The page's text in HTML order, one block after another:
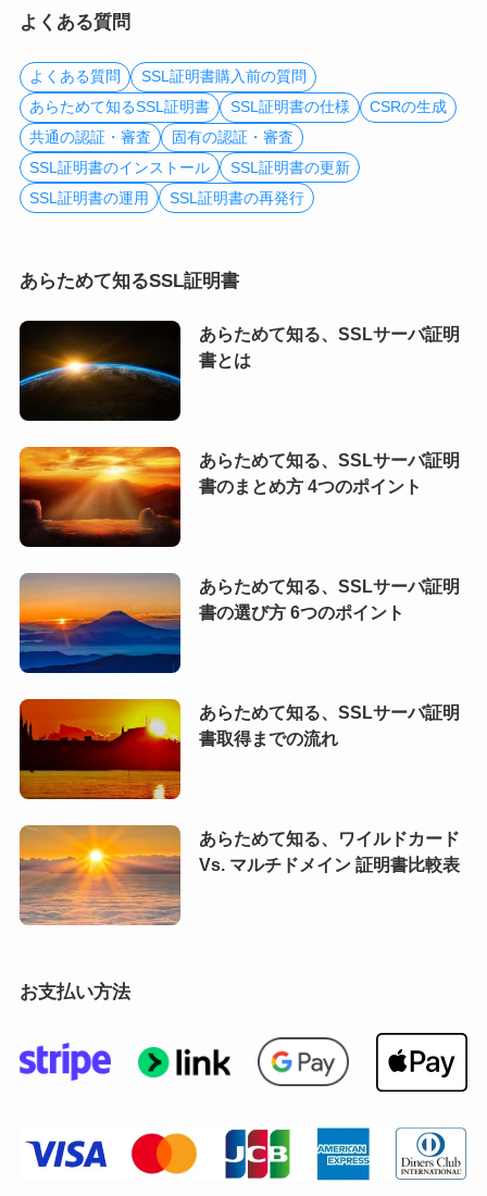
よくある質問
よくある質問
SSL証明書購入前の質問
あらためて知るSSL証明書
SSL証明書の仕様
CSRの生成
共通の認証・審査
固有の認証・審査
SSL証明書のインストール
SSL証明書の更新
SSL証明書の運用
SSL証明書の再発行
あらためて知るSSL証明書
あらためて知る、SSLサーバ証明
書とは
あらためて知る、SSLサーバ証明
書のまとめ方 4つのポイント
あらためて知る、SSLサーバ証明
書の選び方 6つのポイント
あらためて知る、SSLサーバ証明
書取得までの流れ
あらためて知る、ワイルドカード
Vs. マルチドメイン 証明書比較表
お支払い方法